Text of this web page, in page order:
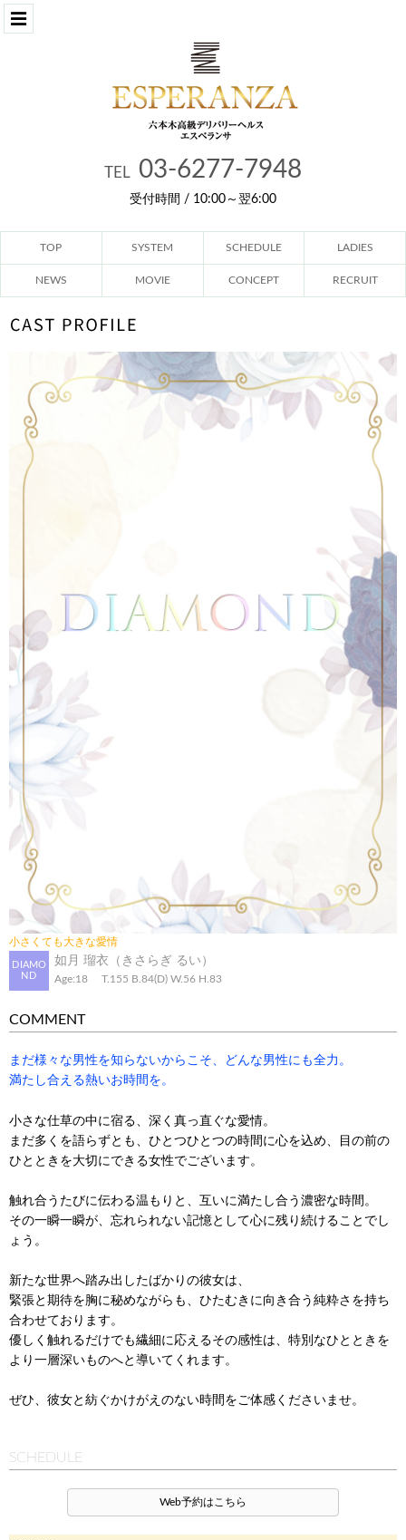
TEL 03-6277-7948
受付時間 / 10:00～翌6:00
TOP SYSTEM SCHEDULE LADIES
NEWS MOVIE CONCEPT RECRUIT
小さくても大きな愛情
DIAMO
ND
如月 瑠衣（きさらぎ るい）
Age:18 T.155 B.84(D) W.56 H.83
COMMENT
まだ様々な男性を知らないからこそ、どんな男性にも全力。
満たし合える熱いお時間を。
小さな仕草の中に宿る、深く真っ直ぐな愛情。
まだ多くを語らずとも、ひとつひとつの時間に心を込め、目の前の
ひとときを大切にできる女性でございます。
触れ合うたびに伝わる温もりと、互いに満たし合う濃密な時間。
その一瞬一瞬が、忘れられない記憶として心に残り続けることでし
ょう。
新たな世界へ踏み出したばかりの彼女は、
緊張と期待を胸に秘めながらも、ひたむきに向き合う純粋さを持ち
合わせております。
優しく触れるだけでも繊細に応えるその感性は、特別なひとときを
より一層深いものへと導いてくれます。
ぜひ、彼女と紡ぐかけがえのない時間をご体感くださいませ。
SCHEDULE
Web予約はこちら